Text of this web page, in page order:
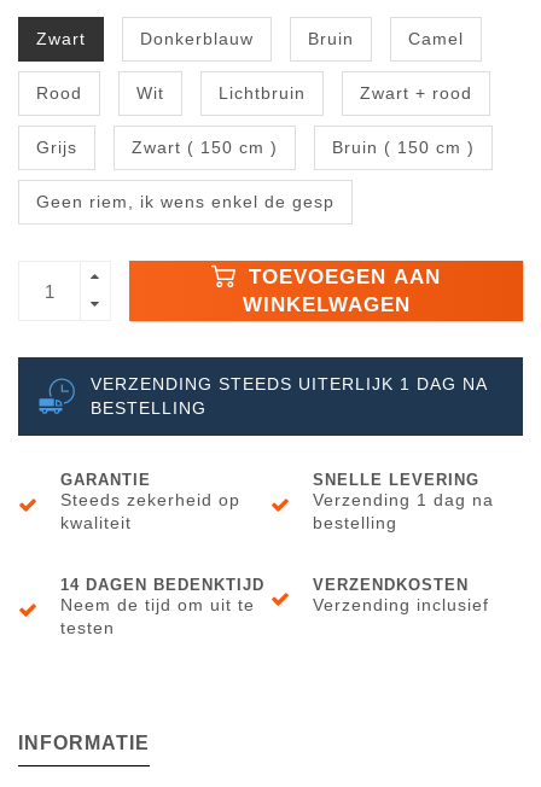
Zwart Donkerblauw Bruin Camel
Rood Wit Lichtbruin Zwart + rood
Grijs Zwart ( 150 cm ) Bruin ( 150 cm )
Geen riem, ik wens enkel de gesp
TOEVOEGEN AAN
WINKELWAGEN
VERZENDING STEEDS UITERLIJK 1 DAG NA
BESTELLING
GARANTIE
Steeds zekerheid op
kwaliteit
SNELLE LEVERING
Verzending 1 dag na
bestelling
14 DAGEN BEDENKTIJD
Neem de tijd om uit te
testen
VERZENDKOSTEN
Verzending inclusief
INFORMATIE